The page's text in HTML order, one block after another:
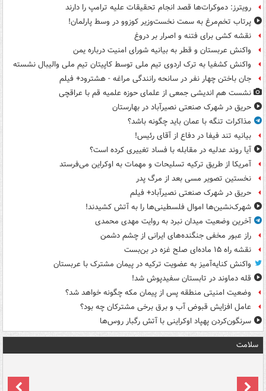
رویترز: دموکرات‌ها قصد انجام تحقیقات علیه ترامپ را دارند
پرتاب تخم‌مرغ به سمت نخست‌وزیر کوزوو در وسط پارلمان!
نقشه کشی برای فتنه و اصرار بر دروغ
واکنش عربستان و قطر به بیانیه شورای امنیت درباره یمن
واکنش کشفیا به ترک اردوی تیم ملی توسط کاپیتان تیم ملی والیبال نشسته
جان باختن چهار نفر در سانحه رانندگی مراغه - هشترود+ فیلم
نشست هم اندیشی جمعی از علمای حوزه علمیه قم با عراقچی
حریق در شهرک صنعتی نصیرآباد در بهارستان
مذاکرات تنگه با عمان باید چگونه باشد؟
بیانیه تند فیفا در دفاع از آقای رئیس!
آیا روند عدلیه در مقابله با فساد تغییری کرده است؟
آمریکا از طریق ترکیه تسلیحات و مهمات به اوکراین می‌فرستد
نخستین تصویر مسی بعد از مرگ پدر
حریق در شهرک صنعتی نصیرآباد+ فیلم
شهرک‌نشین‌ها اموال فلسطینی‌ها را به آتش کشیدند!
آخرین وضعیت میدان نبرد به روایت مهدی محمدی
راز عبور مخفی جنگنده‌های ایرانی از چشم دشمن
نقشه راه ۱۵ ماده‌ای صلح غزه در بن‌بست
واکنش کنایه‌آمیز به عضویت ترکیه در پیمان مشترک با عربستان
قله دماوند در تابستان سفیدپوش شد!
وضعیت امنیتی منطقه پس از پیمان مکه چگونه خواهد شد؟
عامل افزایش قبوض آب و برق برخی مشترکان چه بود؟
سرنگون‌کردن پهپاد اوکراینی با آتش رگبار روس‌ها
سلامت